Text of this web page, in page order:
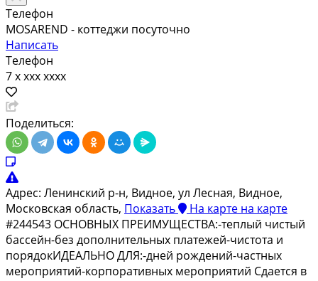
Телефон
MOSAREND - коттеджи посуточно
Написать
Телефон
7 x xxx xxxx
Поделиться:
Адрес: Ленинский р-н, Видное, ул Лесная, Видное,
Московская область, Показать На карте на карте
#244543 ОСНОВНЫХ ПРЕИМУЩЕСТВА:-теплый чистый
бассейн-без дополнительных платежей-чистота и
порядокИДЕАЛЬНО ДЛЯ:-дней рождений-частных
мероприятий-корпоративных мероприятий Сдается в